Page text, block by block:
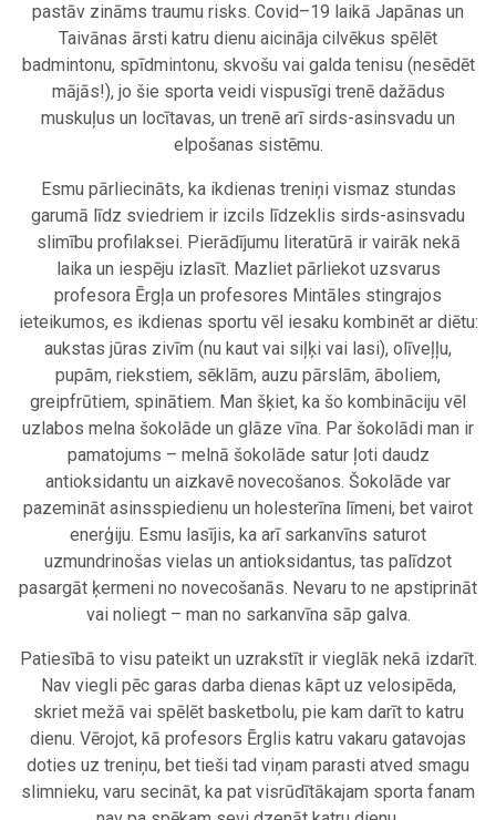
pastāv zināms traumu risks. Covid–19 laikā Japānas un
Taivānas ārsti katru dienu aicināja cilvēkus spēlēt
badmintonu, spīdmintonu, skvošu vai galda tenisu (nesēdēt
mājās!), jo šie sporta veidi vispusīgi trenē dažādus
muskuļus un locītavas, un trenē arī sirds-asinsvadu un
elpošanas sistēmu.
Esmu pārliecināts, ka ikdienas treniņi vismaz stundas
garumā līdz sviedriem ir izcils līdzeklis sirds-asinsvadu
slimību profilaksei. Pierādījumu literatūrā ir vairāk nekā
laika un iespēju izlasīt. Mazliet pārliekot uzsvarus
profesora Ērgļa un profesores Mintāles stingrajos
ieteikumos, es ikdienas sportu vēl iesaku kombinēt ar diētu:
aukstas jūras zivīm (nu kaut vai siļķi vai lasi), olīveļļu,
pupām, riekstiem, sēklām, auzu pārslām, āboliem,
greipfrūtiem, spinātiem. Man šķiet, ka šo kombināciju vēl
uzlabos melna šokolāde un glāze vīna. Par šokolādi man ir
pamatojums – melnā šokolāde satur ļoti daudz
antioksidantu un aizkavē novecošanos. Šokolāde var
pazemināt asinsspiedienu un holesterīna līmeni, bet vairot
enerģiju. Esmu lasījis, ka arī sarkanvīns saturot
uzmundrinošas vielas un antioksidantus, tas palīdzot
pasargāt ķermeni no novecošanās. Nevaru to ne apstiprināt
vai noliegt – man no sarkanvīna sāp galva.
Patiesībā to visu pateikt un uzrakstīt ir vieglāk nekā izdarīt.
Nav viegli pēc garas darba dienas kāpt uz velosipēda,
skriet mežā vai spēlēt basketbolu, pie kam darīt to katru
dienu. Vērojot, kā profesors Ērglis katru vakaru gatavojas
doties uz treniņu, bet tieši tad viņam parasti atved smagu
slimnieku, varu secināt, ka pat visrūdītākajam sporta fanam